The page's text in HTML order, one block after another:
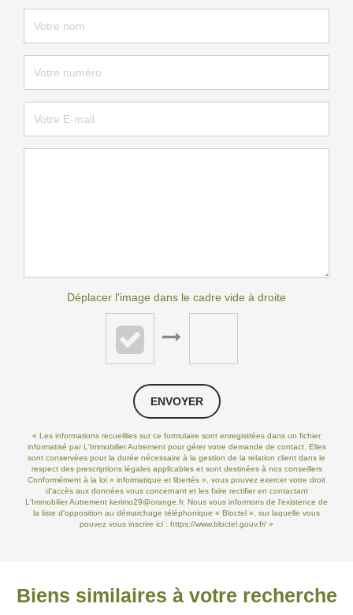
Déplacer l'image dans le cadre vide à droite
ENVOYER
« Les informations recueillies sur ce formulaire sont enregistrées dans un fichier
informatisé par L'Immobilier Autrement pour gérer votre demande de contact. Elles
sont conservées pour la durée nécessaire à la gestion de la relation client dans le
respect des prescriptions légales applicables et sont destinées à nos conseillers
Conformément à la loi « informatique et libertés », vous pouvez exercer votre droit
d'accès aux données vous concernant et les faire rectifier en contactant
L'Immobilier Autrement kerimo29@orange.fr. Nous vous informons de l'existence de
la liste d'opposition au démarchage téléphonique « Bloctel », sur laquelle vous
pouvez vous inscrire ici : https://www.bloctel.gouv.fr/ »
Biens similaires à votre recherche